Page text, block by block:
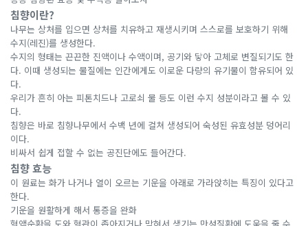
침향이란?
나무는 상처를 입으면 상처를 치유하고 재생시키며 스스로를 보호하기 위해
수지(레진)를 생성한다.
수지의 형태는 끈끈한 진액이나 수액이며, 공기와 닿아 고체로 변질되기도 한
다. 이때 생성되는 물질에는 인간에게도 이로운 다량의 유기물이 함유되어 있
다.
우리가 흔히 아는 피톤치드나 고로쇠 물 등도 이런 수지 성분이라고 볼 수 있
다.
침향은 바로 침향나무에서 수백 년에 걸쳐 생성되어 숙성된 유효성분 덩어리
이다.
비싸서 쉽게 접할 수 없는 공진단에도 들어간다.
침향 효능
이 원료는 화가 나거나 열이 오르는 기운을 아래로 가라앉히는 특징이 있다고
한다.
기운을 원활하게 해서 통증을 완화